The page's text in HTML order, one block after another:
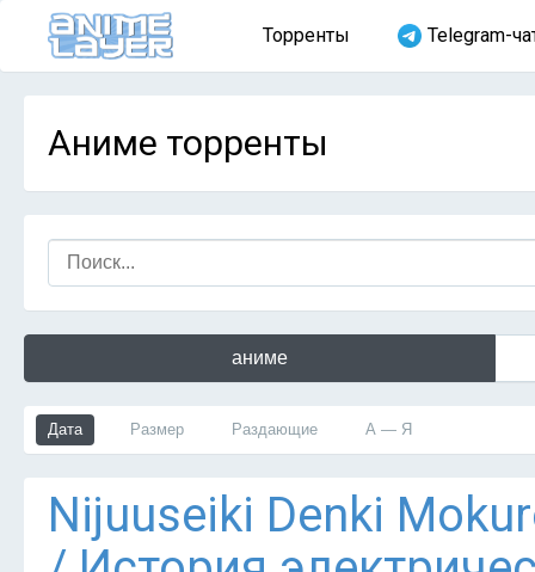
Торренты Telegram-
Аниме торренты
аниме
Дата Размер Раздающие А — Я
Nijuuseiki Denki